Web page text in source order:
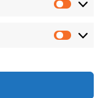
den Warenkorb